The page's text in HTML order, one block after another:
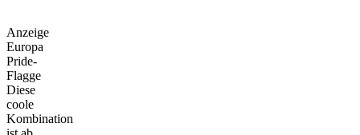
Anzeige
Europa
Pride-
Flagge
Diese
coole
Kombination